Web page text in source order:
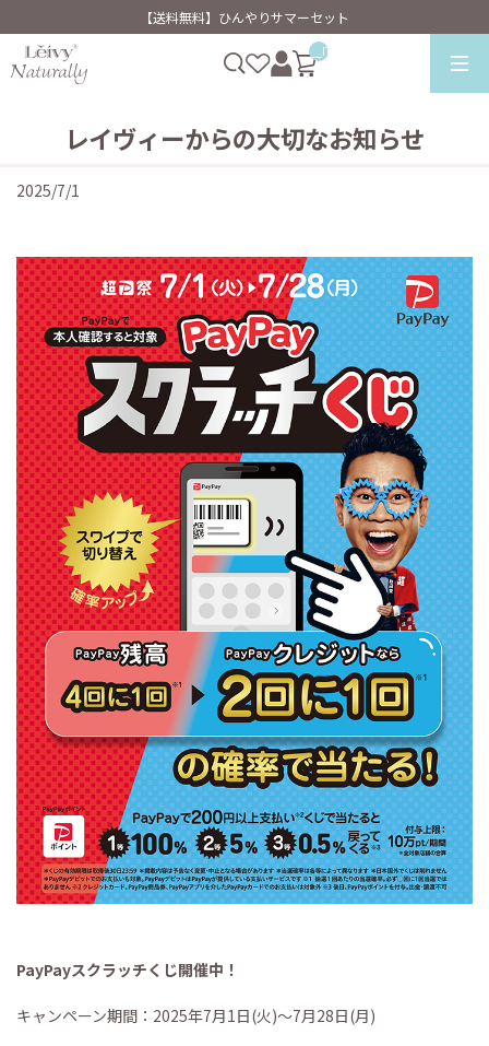
【送料無料】ひんやりサマーセット
__ITM_CNT__
レイヴィーからの大切なお知らせ
2025/7/1
PayPayスクラッチくじ開催中！
キャンペーン期間：2025年7月1日(火)～7月28日(月)